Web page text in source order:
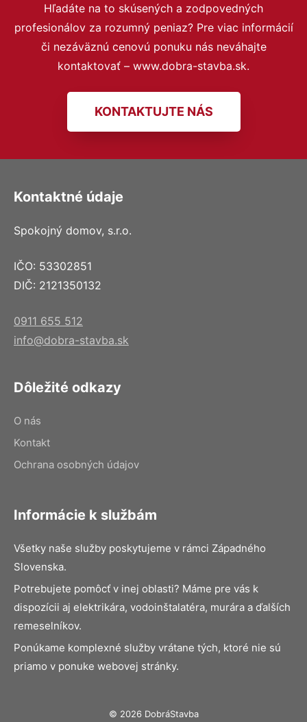
Hľadáte na to skúsených a zodpovedných
profesionálov za rozumný peniaz? Pre viac informácií
či nezáväznú cenovú ponuku nás neváhajte
kontaktovať – www.dobra-stavba.sk.
KONTAKTUJTE NÁS
Kontaktné údaje
Spokojný domov, s.r.o.
IČO: 53302851
DIČ: 2121350132
0911 655 512
info@dobra-stavba.sk
Dôležité odkazy
O nás
Kontakt
Ochrana osobných údajov
Informácie k službám
Všetky naše služby poskytujeme v rámci Západného
Slovenska.
Potrebujete pomôcť v inej oblasti? Máme pre vás k
dispozícii aj elektrikára, vodoinštalatéra, murára a ďalších
remeselníkov.
Ponúkame komplexné služby vrátane tých, ktoré nie sú
priamo v ponuke webovej stránky.
© 2026 DobráStavba